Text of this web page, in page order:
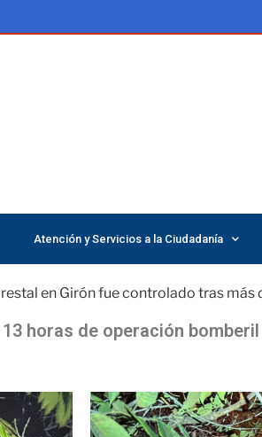
Atención y Servicios a la Ciudadanía
en Girón fue controlado tras más
horas de operación bomberil